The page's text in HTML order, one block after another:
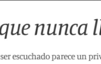
zu erhalten.
Informationen zum